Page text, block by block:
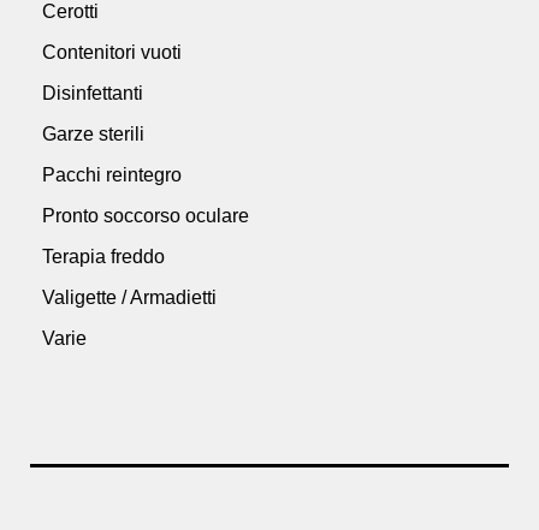
Cerotti
Contenitori vuoti
Disinfettanti
Garze sterili
Pacchi reintegro
Pronto soccorso oculare
Terapia freddo
Valigette / Armadietti
Varie